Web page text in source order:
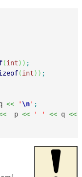
(int) ) ;
(int) ) ;
<< ' \n' ;
  p
<< ' ' << q <<